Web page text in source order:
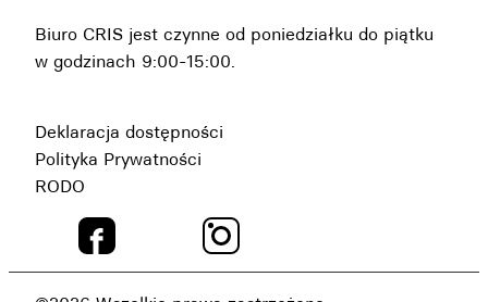
Biuro CRIS jest czynne od poniedziałku do piątku
w godzinach 9:00-15:00.
Deklaracja dostępności
Polityka Prywatności
RODO